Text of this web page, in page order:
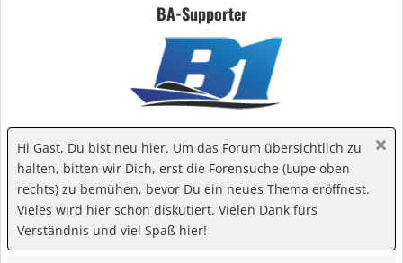
BA-Supporter
Hi Gast, Du bist neu hier. Um das Forum übersichtlich zu
halten, bitten wir Dich, erst die Forensuche (Lupe oben
rechts) zu bemühen, bevor Du ein neues Thema eröffnest.
Vieles wird hier schon diskutiert. Vielen Dank fürs
Verständnis und viel Spaß hier!